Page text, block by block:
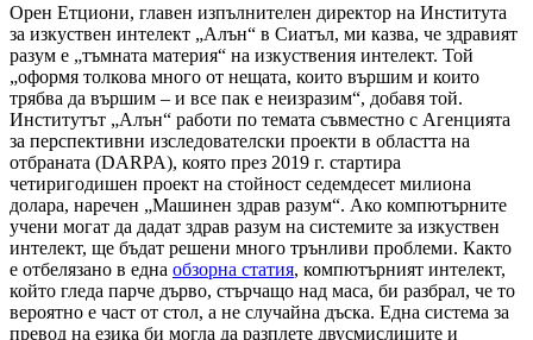
Орен Етциони, главен изпълнителен директор на Института
за изкуствен интелект „Алън“ в Сиатъл, ми казва, че здравият
разум е „тъмната материя“ на изкуствения интелект. Той
„оформя толкова много от нещата, които вършим и които
трябва да вършим – и все пак е неизразим“, добавя той.
Институтът „Алън“ работи по темата съвместно с Агенцията
за перспективни изследователски проекти в областта на
отбраната (DARPA), която през 2019 г. стартира
четиригодишен проект на стойност седемдесет милиона
долара, наречен „Машинен здрав разум“. Ако компютърните
учени могат да дадат здрав разум на системите за изкуствен
интелект, ще бъдат решени много трънливи проблеми. Както
е отбелязано в една обзорна статия, компютърният интелект,
който гледа парче дърво, стърчащо над маса, би разбрал, че то
вероятно е част от стол, а не случайна дъска. Една система за
превод на езика би могла да разплете двусмислиците и